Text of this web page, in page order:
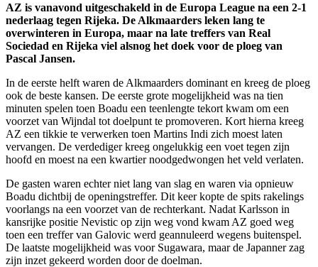
AZ is vanavond uitgeschakeld in de Europa League na een 2-1
nederlaag tegen Rijeka. De Alkmaarders leken lang te
overwinteren in Europa, maar na late treffers van Real
Sociedad en Rijeka viel alsnog het doek voor de ploeg van
Pascal Jansen.
In de eerste helft waren de Alkmaarders dominant en kreeg de ploeg
ook de beste kansen. De eerste grote mogelijkheid was na tien
minuten spelen toen Boadu een teenlengte tekort kwam om een
voorzet van Wijndal tot doelpunt te promoveren. Kort hierna kreeg
AZ een tikkie te verwerken toen Martins Indi zich moest laten
vervangen. De verdediger kreeg ongelukkig een voet tegen zijn
hoofd en moest na een kwartier noodgedwongen het veld verlaten.
De gasten waren echter niet lang van slag en waren via opnieuw
Boadu dichtbij de openingstreffer. Dit keer kopte de spits rakelings
voorlangs na een voorzet van de rechterkant. Nadat Karlsson in
kansrijke positie Nevistic op zijn weg vond kwam AZ goed weg
toen een treffer van Galovic werd geannuleerd wegens buitenspel.
De laatste mogelijkheid was voor Sugawara, maar de Japanner zag
zijn inzet gekeerd worden door de doelman.